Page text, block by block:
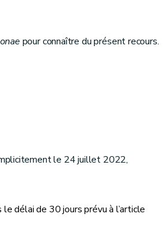
pour connaître du présent recours.
le 24 juillet 2022,
le délai de 30 jours prévu à l’article